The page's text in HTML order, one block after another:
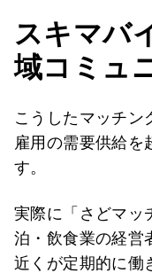
スキマバ
域コミュ
こうしたマッチン
雇用の需要供給を
す。
実際に「さどマッ
泊・飲食業の経営
近くが定期的に働